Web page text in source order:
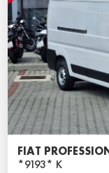
FIAT
*9193* K